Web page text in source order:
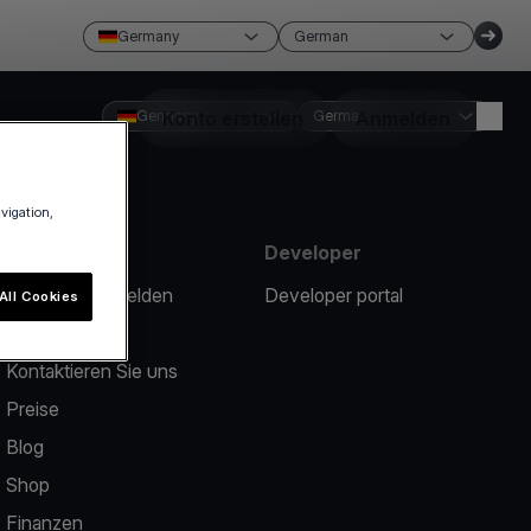
Germany German
Konto erstellen Anmelden
Germany German
Ein Problem melden
Kontaktieren Sie uns
Preise
Blog
Shop
Finanzen
Developer
Developer portal
Cookies